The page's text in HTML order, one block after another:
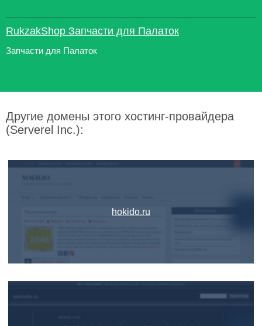
RukzakShop Запчасти для Палаток
Запчасти для Палаток
Другие домены этого хостинг-провайдера
(Serverel Inc.):
hokido.ru